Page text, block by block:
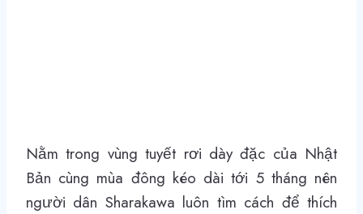
Nằm trong vùng tuyết rơi dày đặc của Nhật
Bản cùng mùa đông kéo dài tới 5 tháng nên
người dân Sharakawa luôn tìm cách để thích